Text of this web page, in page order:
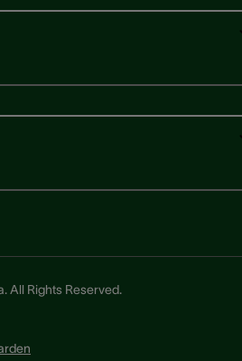
All Rights Reserved.